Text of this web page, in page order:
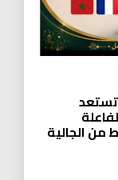
تستعد
الفاعلة
من الجالية